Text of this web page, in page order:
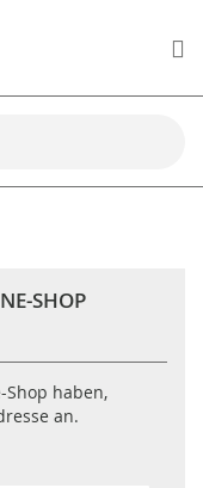
SHOP
haben,
an.